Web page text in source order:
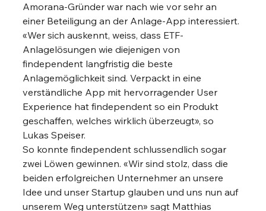
Amorana-Gründer war nach wie vor sehr an
einer Beteiligung an der Anlage-App interessiert.
«Wer sich auskennt, weiss, dass ETF-
Anlagelösungen wie diejenigen von
findependent langfristig die beste
Anlagemöglichkeit sind. Verpackt in eine
verständliche App mit hervorragender User
Experience hat findependent so ein Produkt
geschaffen, welches wirklich überzeugt», so
Lukas Speiser.
So konnte findependent schlussendlich sogar
zwei Löwen gewinnen. «Wir sind stolz, dass die
beiden erfolgreichen Unternehmer an unsere
Idee und unser Startup glauben und uns nun auf
unserem Weg unterstützen» sagt Matthias